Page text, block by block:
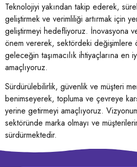
Teknolojiyi yakından takip ederek,
geliştirmek ve verimliliği artırmak için
geliştirmeyi hedefliyoruz. İnovasyona
önem vererek, sektördeki değişimlere
geleceğin taşımacılık ihtiyaçlarına en
amaçlıyoruz.
Sürdürülebilirlik, güvenlik ve müşteri
benimseyerek, topluma ve çevreye
yerine getirmeyi amaçlıyoruz.
sektöründe marka olmayı ve
sürdürmektedir.